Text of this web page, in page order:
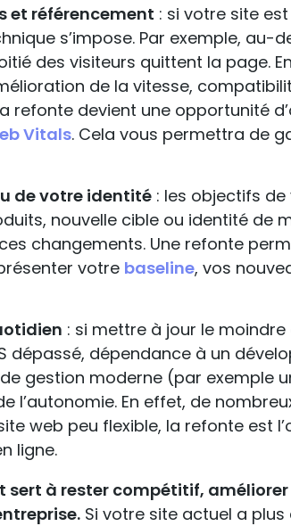
et référencement : si votre site
s’impose. Par exemple, au-
des visiteurs quittent la page.
de la vitesse,
refonte devient une opportunité
Vitals. Cela vous permettra de
de votre identité : les objectifs
nouvelle cible ou identité de
changements. Une refonte
votre baseline, vos
: si mettre à jour le
dépassé, dépendance à un
gestion moderne (par exemple
l’autonomie. En effet, de
web peu flexible, la refonte est
ligne.
sert à rester compétitif,
Si votre site actuel a